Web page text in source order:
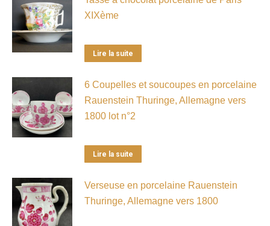
XIXème
Lire la suite
6 Coupelles et soucoupes en porcelaine
Rauenstein Thuringe, Allemagne vers
1800 lot n°2
Lire la suite
Verseuse en porcelaine Rauenstein
Thuringe, Allemagne vers 1800